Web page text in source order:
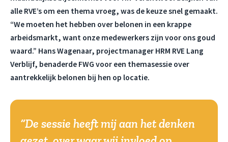
alle RVE’s om een thema vroeg, was de keuze snel gemaakt.
“We moeten het hebben over belonen in een krappe
arbeidsmarkt, want onze medewerkers zijn voor ons goud
waard.” Hans Wagenaar, projectmanager HRM RVE Lang
Verblijf, benaderde FWG voor een themasessie over
aantrekkelijk belonen bij hen op locatie.
De sessie heeft mij aan het denken